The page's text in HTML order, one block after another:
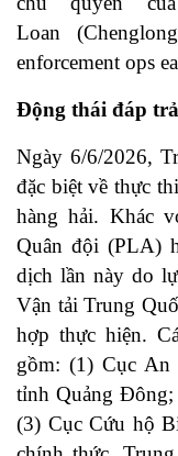
Loan
enforcement ops
Động thái đáp trả
Ngày 6/6/2026,
đặc biệt về thực
hàng hải. Khác
Quân đội (PLA)
dịch lần này do
Vận tải Trung
hợp thực hiện.
gồm: (1) Cục An
tỉnh Quảng
(3) Cục Cứu hộ